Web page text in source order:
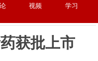
视频
学习
获批上市